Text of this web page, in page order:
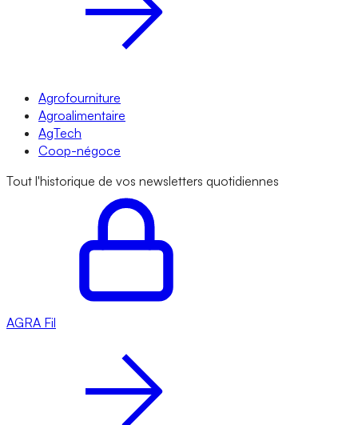
Agrofourniture
Agroalimentaire
AgTech
Coop-négoce
Tout l'historique de vos newsletters quotidiennes
AGRA Fil